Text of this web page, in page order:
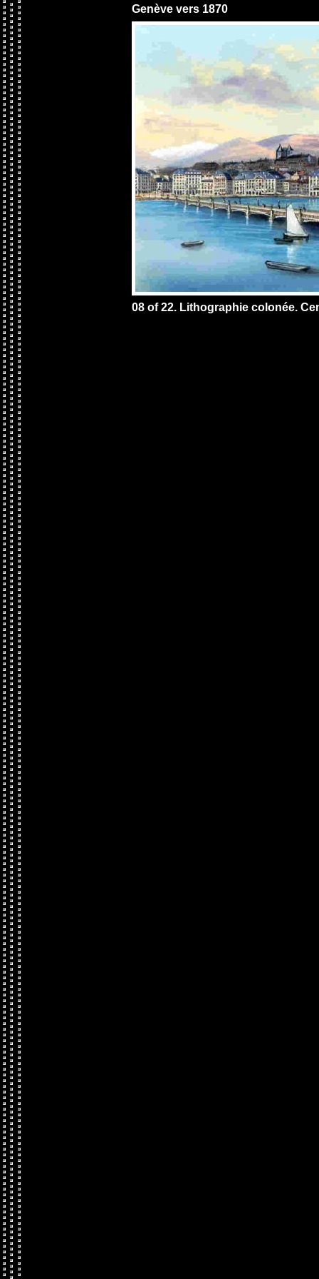
Genève vers 1870
08 of 22. Lithographie colonée.